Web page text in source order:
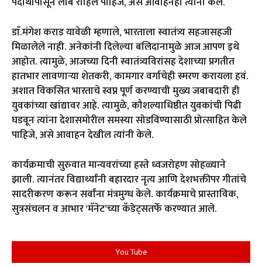
डाॅ.मंगेश कराड यावेळी म्हणाले, भारताला स्वातंत्र्य सहजासहजी
मिळालेले नाही. अनेकांनी दिलेल्या बलिदानामुळे आज आपण इथे
आहोत. त्यामुळे, आजच्या दिनी स्वातंत्र्यविरांसह देशाच्या प्रगतीत
हातभार लावणाऱ्या शेतकरी, कामगार वर्गाचेही स्मरण करायला हवं.
अशात विकसित भारताचे स्वप्न पूर्ण करण्याची मुख्य जबाबदारी ही
युवकांच्या खांद्यावर आहे. त्यामुळे, कौशल्याधिष्ठीत युवकांची पिढी
घडवून त्यांना देशासमोरील समस्या सोडविण्यासाठी प्रोत्साहित केले
पाहिजे, असे आवाहन देखील त्यांनी केले.
कार्यक्रमाची सुरुवात मान्यवरांच्या हस्ते ध्वजरोहण सोहळ्याने
झाली. त्यानंतर विद्यार्थ्यांनी बहारदार नृत्य आणि देशभक्तीपर गीतांचे
सादरीकरण करून सर्वांना मंत्रमुग्ध केले. कार्यक्रमाचे प्रास्ताविक,
सुत्रसंचलन व आभार ‘मॅनेट’च्या कॅडेट्सतर्फे करण्यात आले.
You Tube